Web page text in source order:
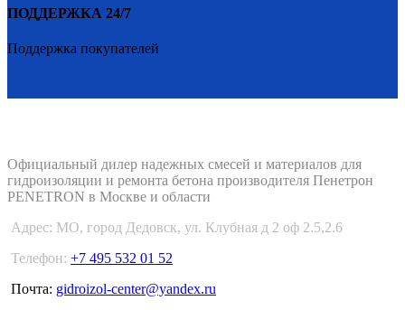
ПОДДЕРЖКА 24/7
Поддержка покупателей
Официальный дилер надежных смесей и материалов для
гидроизоляции и ремонта бетона производителя Пенетрон
PENETRON в Москве и области
Адрес: МО, город Дедовск, ул. Клубная д 2 оф 2.5,2.6
Телефон: +7 495 532 01 52
Почта: gidroizol-center@yandex.ru